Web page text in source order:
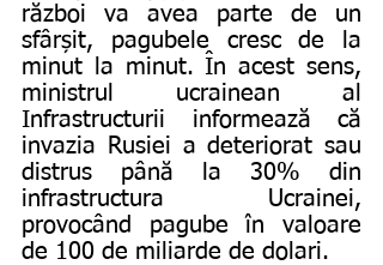
război va avea parte de un
sfârșit, pagubele cresc de la
minut la minut. În acest sens,
ministrul ucrainean al
Infrastructurii informează că
invazia Rusiei a deteriorat sau
distrus până la 30% din
infrastructura Ucrainei,
provocând pagube în valoare
de 100 de miliarde de dolari.